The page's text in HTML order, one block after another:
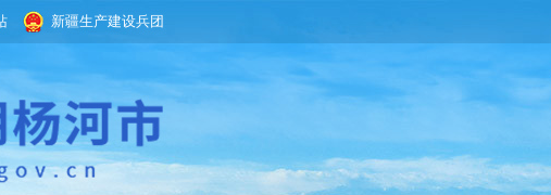
新疆生产建设兵团